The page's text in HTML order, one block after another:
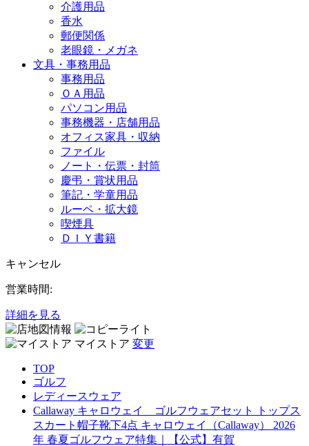
介護用品
香水
郵便関係
老眼鏡・メガネ
文具・事務用品
事務用品
ＯＡ用品
パソコン用品
事務機器・店舗用品
オフィス家具・収納
ファイル
ノート・伝票・封筒
慶弔・賞状用品
筆記・学童用品
ルーペ・拡大鏡
喫煙具
ＤＩＹ書籍
キャンセル
営業時間:
詳細を見る
マイストア 変更
TOP
ゴルフ
レディースウェア
Callaway キャロウェイ ゴルフウェアセット トップス
スカート帽子靴下4点 キャロウェイ（Callaway） 2026
年 春夏ゴルフウェア特集｜【公式】有賀